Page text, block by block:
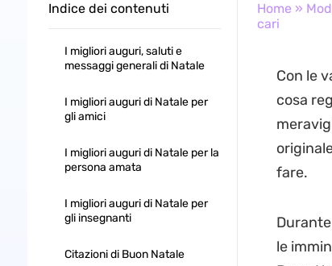
Indice dei contenuti
I migliori auguri, saluti e
messaggi generali di Natale
I migliori auguri di Natale per
gli amici
I migliori auguri di Natale per la
persona amata
I migliori auguri di Natale per
gli insegnanti
Citazioni di Buon Natale
Home »
cari
Con le
cosa
fare.
le